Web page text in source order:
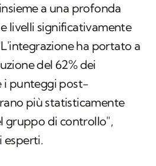
insieme a una profonda
livelli significativamente
ha portato a
del 62% dei
i punteggi post-
più statisticamente
gruppo di controllo",
esperti.